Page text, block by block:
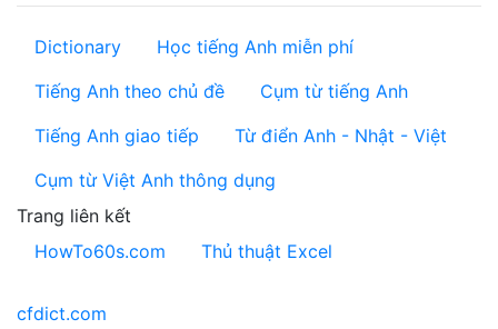
Dictionary
Học tiếng Anh miễn phí
Tiếng Anh theo chủ đề
Cụm từ tiếng Anh
Tiếng Anh giao tiếp
Từ điển Anh - Nhật - Việt
Cụm từ Việt Anh thông dụng
Trang liên kết
HowTo60s.com
Thủ thuật Excel
cfdict.com